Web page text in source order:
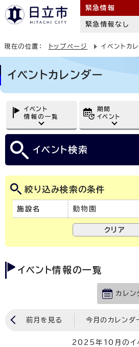
緊急情報
緊急情報なし
現在の位置： トップページ イベントカ
イベントカレンダー
イベント
情報の一覧
期間
イベント
イベント検索
絞り込み検索の条件
施設名 動物園
イベント情報の一覧
カレン
前月を見る 今月のカレンダ
2025年10月のイ